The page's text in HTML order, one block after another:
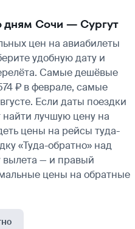
Сочи — Сургут
цен на авиабилеты
удобную дату и
Самые дешёвые
₽ в феврале, самые
Если даты поездки
лучшую цену на
цены на рейсы туда-
«Туда-обратно» над
вылета — и правый
цены на обратные